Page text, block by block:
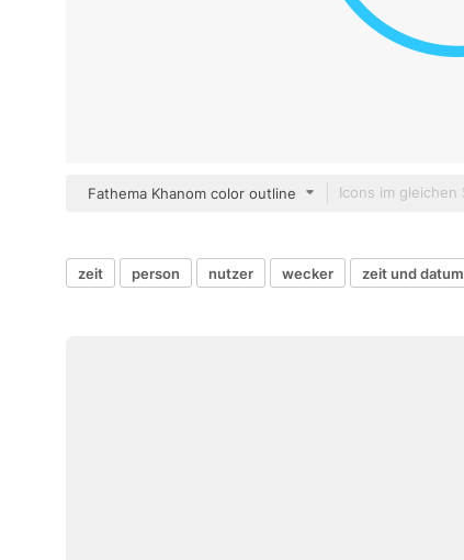
Fathema Khanom color outline
zeit person nutzer wecker zeit und datum